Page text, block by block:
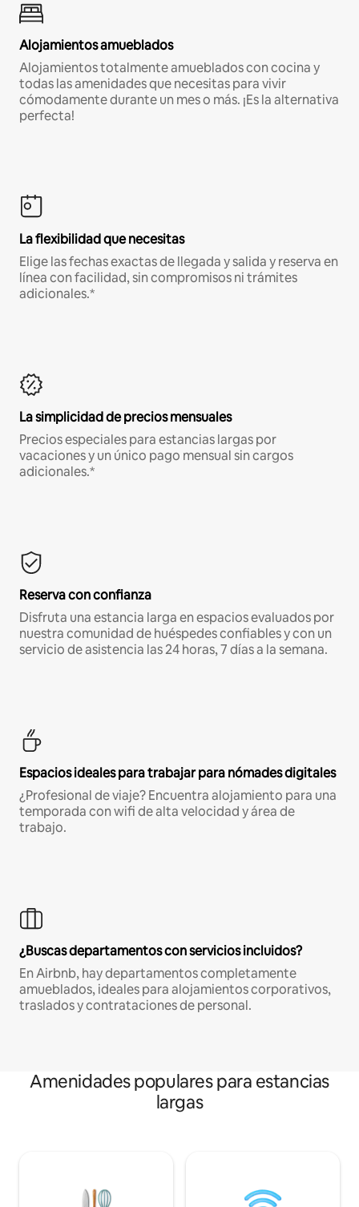
Alojamientos amueblados
Alojamientos totalmente amueblados con cocina y
todas las amenidades que necesitas para vivir
cómodamente durante un mes o más. ¡Es la alternativa
perfecta!
La flexibilidad que necesitas
Elige las fechas exactas de llegada y salida y reserva en
línea con facilidad, sin compromisos ni trámites
adicionales.*
La simplicidad de precios mensuales
Precios especiales para estancias largas por
vacaciones y un único pago mensual sin cargos
adicionales.*
Reserva con confianza
Disfruta una estancia larga en espacios evaluados por
nuestra comunidad de huéspedes confiables y con un
servicio de asistencia las 24 horas, 7 días a la semana.
Espacios ideales para trabajar para nómades digitales
¿Profesional de viaje? Encuentra alojamiento para una
temporada con wifi de alta velocidad y área de
trabajo.
¿Buscas departamentos con servicios incluidos?
En Airbnb, hay departamentos completamente
amueblados, ideales para alojamientos corporativos,
traslados y contrataciones de personal.
Amenidades populares para estancias
largas